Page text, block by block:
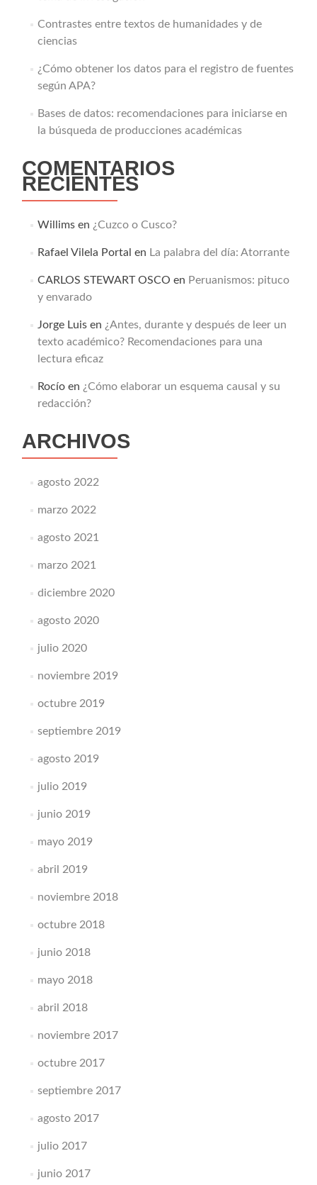
Contrastes entre textos de humanidades y de
ciencias
¿Cómo obtener los datos para el registro de fuentes
según APA?
Bases de datos: recomendaciones para iniciarse en
la búsqueda de producciones académicas
COMENTARIOS
RECIENTES
Willimsen ¿Cuzco o Cusco?
Rafael Vilela Portal en La palabra del día: Atorrante
CARLOS STEWART OSCO en Peruanismos: pituco
y envarado
Jorge Luisen ¿Antes, durante y después de leer un
texto académico? Recomendaciones para una
lectura eficaz
Rocíoen ¿Cómo elaborar un esquema causal y su
redacción?
ARCHIVOS
agosto 2022
marzo 2022
agosto 2021
marzo 2021
diciembre 2020
agosto 2020
julio 2020
noviembre 2019
octubre 2019
septiembre 2019
agosto 2019
julio 2019
junio 2019
mayo 2019
abril 2019
noviembre 2018
octubre 2018
junio 2018
mayo 2018
abril 2018
noviembre 2017
octubre 2017
septiembre 2017
agosto 2017
julio 2017
junio 2017